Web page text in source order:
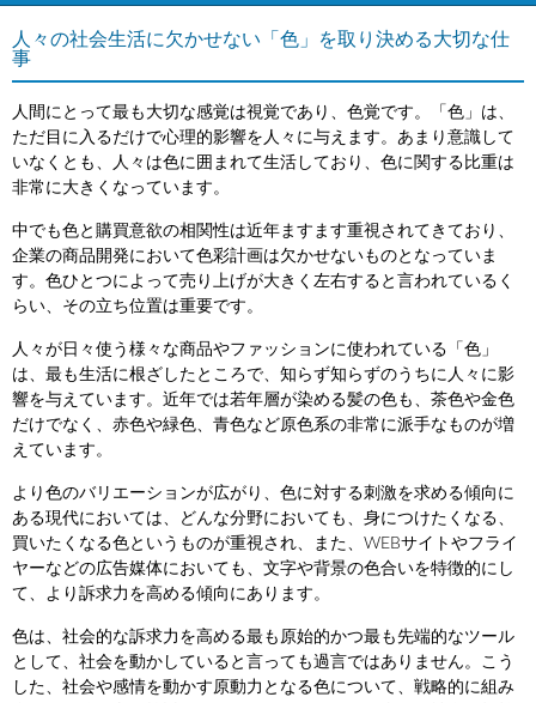
人々の社会生活に欠かせない「色」を取り決める大切な仕
事
人間にとって最も大切な感覚は視覚であり、色覚です。「色」は、
ただ目に入るだけで心理的影響を人々に与えます。あまり意識して
いなくとも、人々は色に囲まれて生活しており、色に関する比重は
非常に大きくなっています。
中でも色と購買意欲の相関性は近年ますます重視されてきており、
企業の商品開発において色彩計画は欠かせないものとなっていま
す。色ひとつによって売り上げが大きく左右すると言われているく
らい、その立ち位置は重要です。
人々が日々使う様々な商品やファッションに使われている「色」
は、最も生活に根ざしたところで、知らず知らずのうちに人々に影
響を与えています。近年では若年層が染める髪の色も、茶色や金色
だけでなく、赤色や緑色、青色など原色系の非常に派手なものが増
えています。
より色のバリエーションが広がり、色に対する刺激を求める傾向に
ある現代においては、どんな分野においても、身につけたくなる、
買いたくなる色というものが重視され、また、WEBサイトやフライ
ヤーなどの広告媒体においても、文字や背景の色合いを特徴的にし
て、より訴求力を高める傾向にあります。
色は、社会的な訴求力を高める最も原始的かつ最も先端的なツール
として、社会を動かしていると言っても過言ではありません。こう
した、社会や感情を動かす原動力となる色について、戦略的に組み